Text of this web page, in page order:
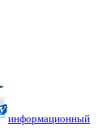
информационный